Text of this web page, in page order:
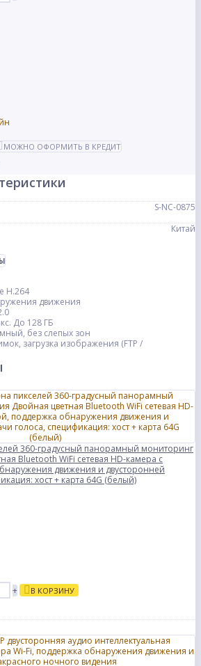
МОЖНО ОФОРМИТЬ В КРЕДИТ
S-NC-0875
Китай
H.264
движения
До 128 ГБ
без слепых зон
загрузка изображения (FTP /
360-градусный панорамный мониторинг
Bluetooth WiFi сетевая HD-камера с
движения и двусторонней
хост + карта 64G (белый)
+ В КОРЗИНУ